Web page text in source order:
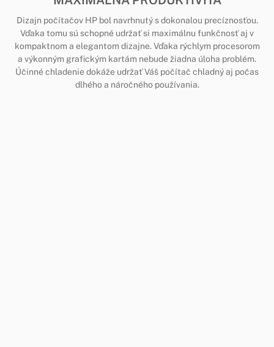
Dizajn počítačov HP bol navrhnutý s dokonalou precíznosťou.
Vďaka tomu sú schopné udržať si maximálnu funkčnosť aj v
kompaktnom a elegantom dizajne. Vďaka rýchlym procesorom
a výkonným grafickým kartám nebude žiadna úloha problém.
Účinné chladenie dokáže udržať Váš počítač chladný aj počas
dlhého a náročného používania.